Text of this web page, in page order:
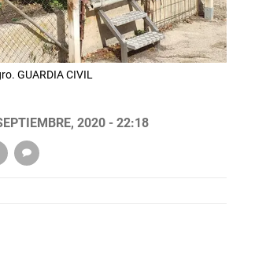
GUARDIA CIVIL
2020 - 22:18